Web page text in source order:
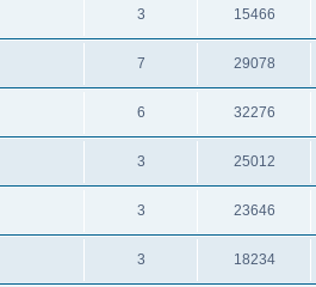
3 15466
7 29078
6 32276
3 25012
3 23646
3 18234